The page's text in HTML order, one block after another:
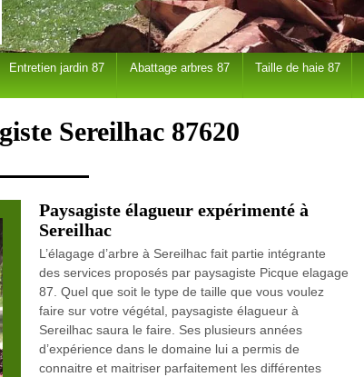
Entretien jardin 87 Abattage arbres 87 Taille de haie 87
Sereilhac 87620
Paysagiste élagueur expérimenté à
Sereilhac
L’élagage d’arbre à Sereilhac fait partie intégrante
des services proposés par paysagiste Picque elagage
87. Quel que soit le type de taille que vous voulez
faire sur votre végétal, paysagiste élagueur à
Sereilhac saura le faire. Ses plusieurs années
d’expérience dans le domaine lui a permis de
connaitre et maitriser parfaitement les différentes